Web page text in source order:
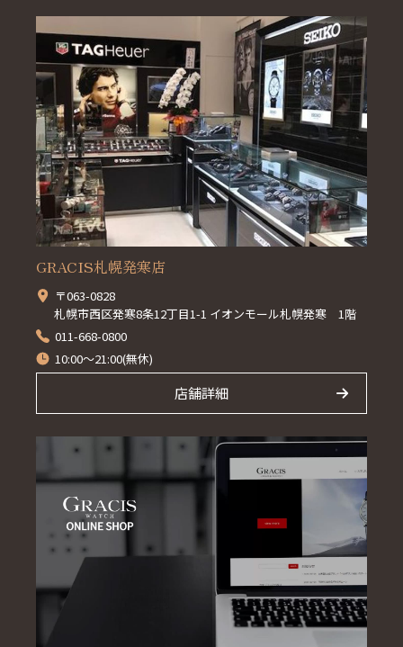
GRACIS札幌発寒店
〒063-0828
札幌市西区発寒8条12丁目1-1 イオンモール札幌発寒 1階
011-668-0800
10:00～21:00(無休)
店舗詳細